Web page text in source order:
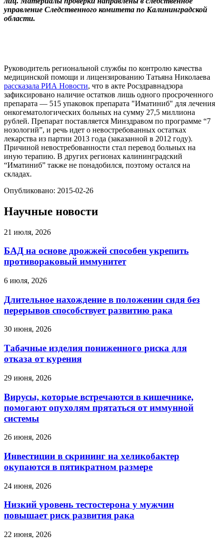
управление Следственного комитета по Калининградской
области.
Руководитель региональной службы по контролю качества
медицинской помощи и лицензированию Татьяна Николаева
рассказала РИА Новости, что в акте Росздравнадзора
зафиксировано наличие остатков лишь одного просроченного
препарата — 515 упаковок препарата "Иматиниб" для лечения
онкогематологических больных на сумму 27,5 миллиона
рублей. Препарат поставляется Минздравом по программе “7
нозологий”, и речь идет о невостребованных остатках
лекарства из партии 2013 года (заказанной в 2012 году).
Причиной невостребованности стал перевод больных на
иную терапию. В других регионах калининградский
“Иматиниб” также не понадобился, поэтому остался на
складах.
Опубликовано: 2015-02-26
Научные новости
21 июля, 2026
БАД на основе дрожжей способен укрепить
противораковый иммунитет
6 июля, 2026
Длительное нахождение в положении сидя без
перерывов способствует развитию рака
30 июня, 2026
Табачные изделия пониженного риска для
отказа от курения
29 июня, 2026
Вирусы, которые встречаются в кишечнике,
помогают опухолям прятаться от иммунной
системы
26 июня, 2026
Инвестиции в скрининг на хеликобактер
окупаются в пятикратном размере
24 июня, 2026
Низкий уровень тестостерона у мужчин
повышает риск развития рака
22 июня, 2026